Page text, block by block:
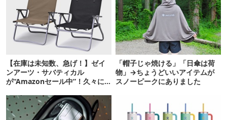
【在庫は未知数、急げ！】ゼイ
ンアーツ・サバティカル
が“Amazonセール中”！久々に
「帽子じゃ焼ける」「日傘は荷
物」→ちょうどいいアイテムが
スノーピークにありました